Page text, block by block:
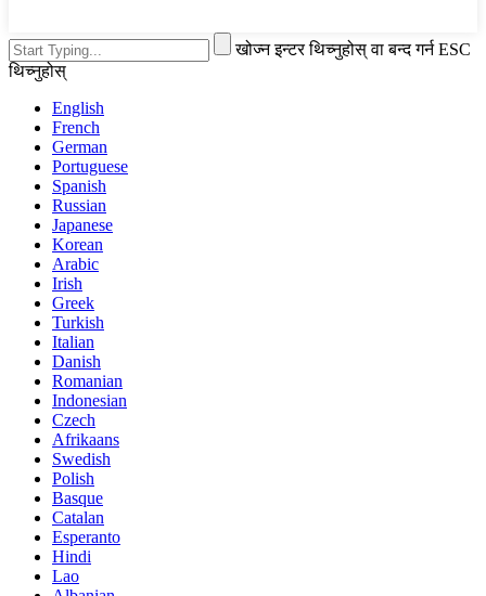
खोज्न इन्टर थिच्नुहोस् वा बन्द गर्न ESC
थिच्नुहोस्
English
French
German
Portuguese
Spanish
Russian
Japanese
Korean
Arabic
Irish
Greek
Turkish
Italian
Danish
Romanian
Indonesian
Czech
Afrikaans
Swedish
Polish
Basque
Catalan
Esperanto
Hindi
Lao